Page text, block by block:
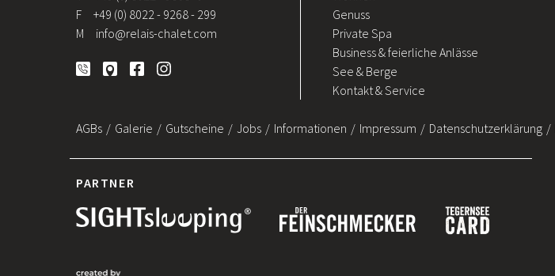
F
+49 (0) 8022 - 9268 - 299
M
info@relais-chalet.com
Genuss
Private Spa
Business & feierliche Anlässe
See & Berge
Kontakt & Service
AGBs Galerie Gutscheine Jobs Informationen Impressum Datenschutzerklärung
PARTNER